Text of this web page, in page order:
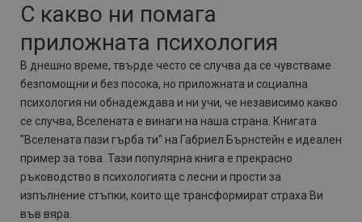
С какво ни помага
приложната психология
В днешно време, твърде често се случва да се чувстваме
безпомощни и без посока, но приложната и социална
психология ни обнадеждава и ни учи, че независимо какво
се случва, Вселената е винаги на наша страна. Книгата
"Вселената пази гърба ти" на Габриел Бърнстейн е идеален
пример за това. Тази популярна книга е прекрасно
ръководство в психологията с лесни и прости за
изпълнение стъпки, които ще трансформират страха Ви
във вяра.